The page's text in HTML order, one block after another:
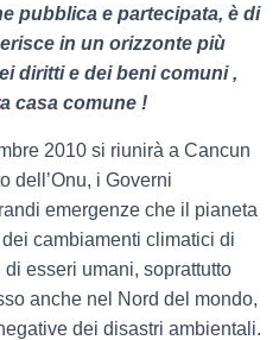
pubblica e partecipata, è di
in un orizzonte più
diritti e dei beni comuni ,
casa comune !
2010 si riunirà a Cancun
dell’Onu, i Governi
emergenze che il pianeta
cambiamenti climatici di
esseri umani, soprattutto
anche nel Nord del mondo,
dei disastri ambientali.